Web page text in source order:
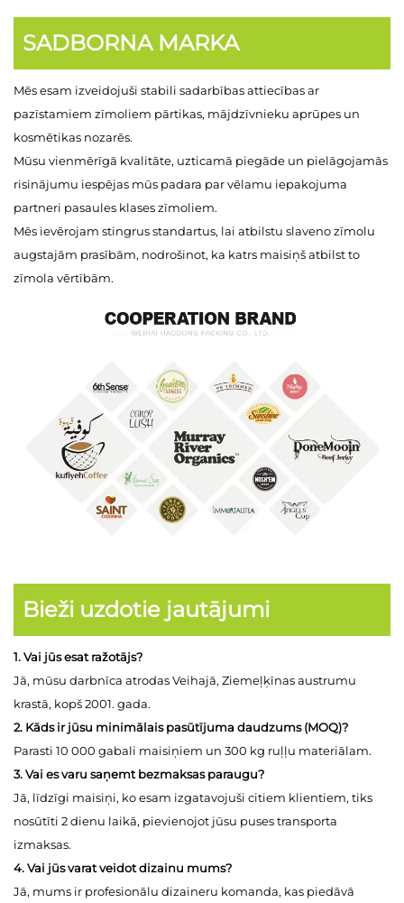
SADBORNA MARKA
Mēs esam izveidojuši stabili sadarbības attiecības ar
pazīstamiem zīmoliem pārtikas, mājdzīvnieku aprūpes un
kosmētikas nozarēs.
Mūsu vienmērīgā kvalitāte, uzticamā piegāde un pielāgojamās
risinājumu iespējas mūs padara par vēlamu iepakojuma
partneri pasaules klases zīmoliem.
Mēs ievērojam stingrus standartus, lai atbilstu slaveno zīmolu
augstajām prasībām, nodrošinot, ka katrs maisiņš atbilst to
zīmola vērtībām.
Bieži uzdotie jautājumi
1. Vai jūs esat ražotājs?
Jā, mūsu darbnīca atrodas Veihajā, Ziemeļķīnas austrumu
krastā, kopš 2001. gada.
2. Kāds ir jūsu minimālais pasūtījuma daudzums (MOQ)?
Parasti 10 000 gabali maisiņiem un 300 kg ruļļu materiālam.
3. Vai es varu saņemt bezmaksas paraugu?
Jā, līdzīgi maisiņi, ko esam izgatavojuši citiem klientiem, tiks
nosūtīti 2 dienu laikā, pievienojot jūsu puses transporta
izmaksas.
4. Vai jūs varat veidot dizainu mums?
Jā, mums ir profesionālu dizaineru komanda, kas piedāvā